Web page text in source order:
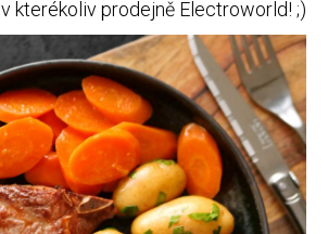
v kterékoliv prodejně Electroworld! ;)